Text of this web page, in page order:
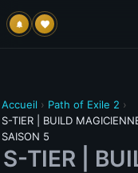
Accueil › Path of Exile 2 ›
S-TIER | BUILD
SAISON 5
S-TIER |